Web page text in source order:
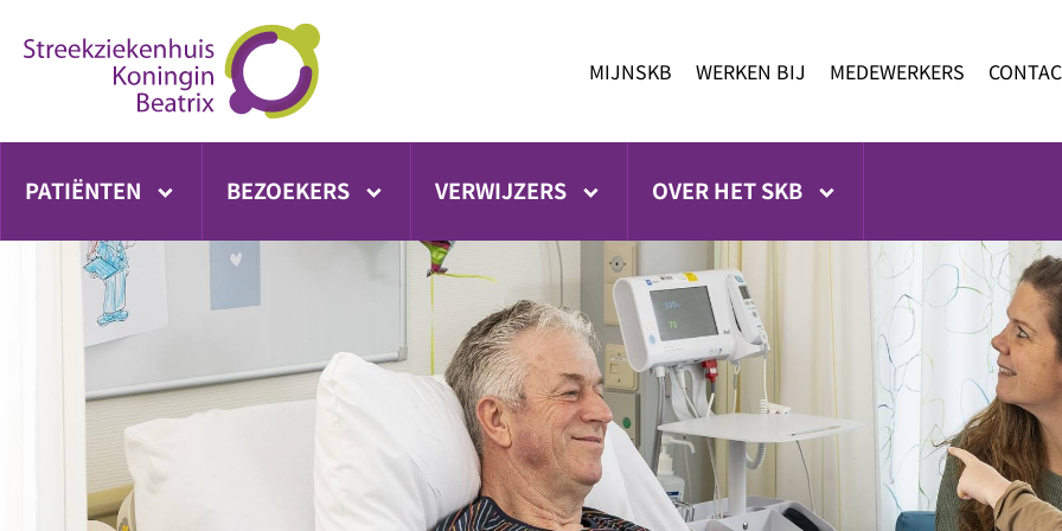
direct
MIJNSKB WERKEN BIJ MEDEWERKERS
PATIËNTEN BEZOEKERS VERWIJZERS OVER HET SKB